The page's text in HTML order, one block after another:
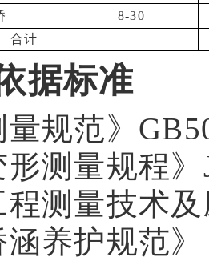
8-30
合计
据标准
量规范》
形测量规程》
程测量技术
涵养护规范》